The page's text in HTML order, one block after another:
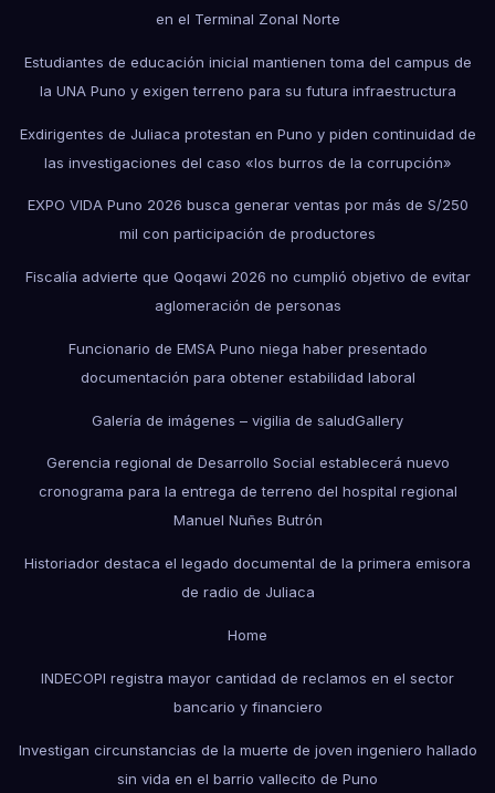
en el Terminal Zonal Norte
Estudiantes de educación inicial mantienen toma del campus de
la UNA Puno y exigen terreno para su futura infraestructura
Exdirigentes de Juliaca protestan en Puno y piden continuidad de
las investigaciones del caso «los burros de la corrupción»
EXPO VIDA Puno 2026 busca generar ventas por más de S/250
mil con participación de productores
Fiscalía advierte que Qoqawi 2026 no cumplió objetivo de evitar
aglomeración de personas
Funcionario de EMSA Puno niega haber presentado
documentación para obtener estabilidad laboral
Galería de imágenes – vigilia de saludGallery
Gerencia regional de Desarrollo Social establecerá nuevo
cronograma para la entrega de terreno del hospital regional
Manuel Nuñes Butrón
Historiador destaca el legado documental de la primera emisora
de radio de Juliaca
Home
INDECOPI registra mayor cantidad de reclamos en el sector
bancario y financiero
Investigan circunstancias de la muerte de joven ingeniero hallado
sin vida en el barrio vallecito de Puno